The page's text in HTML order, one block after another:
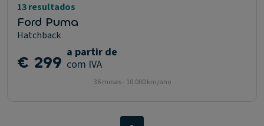
13 resultados
Ford Puma
Hatchback
€ 299 a partir de
com IVA
36 meses - 10.000 km/ano